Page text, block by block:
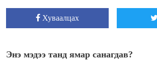
Хуваалцах
Энэ мэдээ танд ямар санагдав?